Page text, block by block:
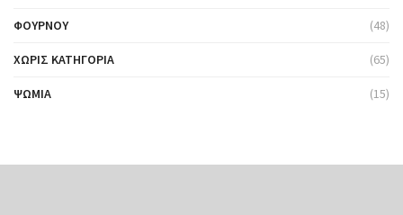
ΦΟΎΡΝΟΥ (48)
ΧΩΡΊΣ ΚΑΤΗΓΟΡΊΑ (65)
ΨΩΜΙΆ (15)